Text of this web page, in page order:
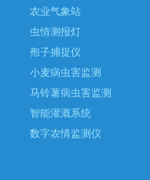
农业气象站
虫情测报灯
孢子捕捉仪
小麦病虫害监测
马铃薯病虫害监测
智能灌溉系统
数字农情监测仪